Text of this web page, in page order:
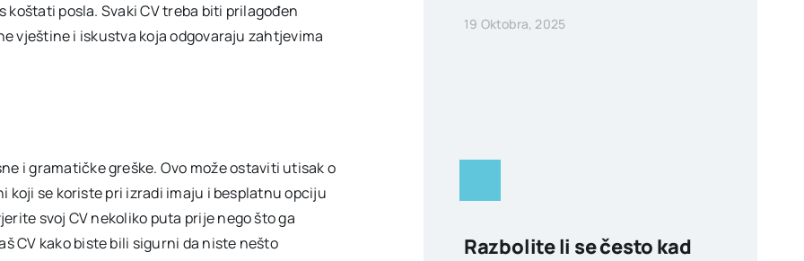
koštati posla. Svaki CV treba biti prilagođen
vještine i iskustva koja odgovaraju zahtjevima
i gramatičke greške. Ovo može ostaviti utisak o
se koriste pri izradi imaju i besplatnu opciju
svoj CV nekoliko puta prije nego što ga
CV kako biste bili sigurni da niste nešto
19 Oktobra, 2025
Razbolite li se često kad